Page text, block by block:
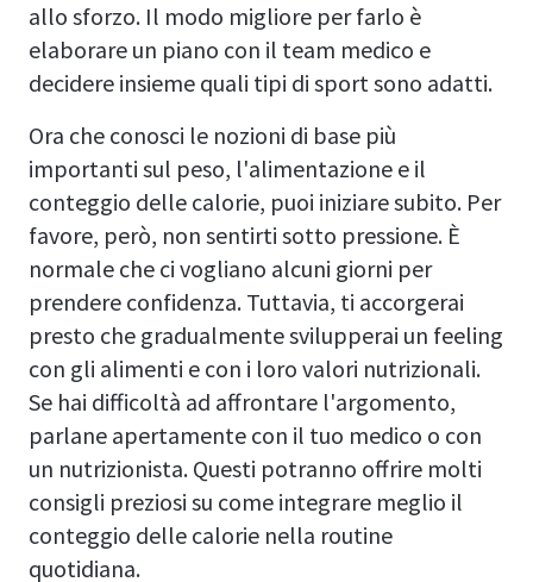
allo sforzo. Il modo migliore per farlo è
elaborare un piano con il team medico e
decidere insieme quali tipi di sport sono adatti.
Ora che conosci le nozioni di base più
importanti sul peso, l'alimentazione e il
conteggio delle calorie, puoi iniziare subito. Per
favore, però, non sentirti sotto pressione. È
normale che ci vogliano alcuni giorni per
prendere confidenza. Tuttavia, ti accorgerai
presto che gradualmente svilupperai un feeling
con gli alimenti e con i loro valori nutrizionali.
Se hai difficoltà ad affrontare l'argomento,
parlane apertamente con il tuo medico o con
un nutrizionista. Questi potranno offrire molti
consigli preziosi su come integrare meglio il
conteggio delle calorie nella routine
quotidiana.